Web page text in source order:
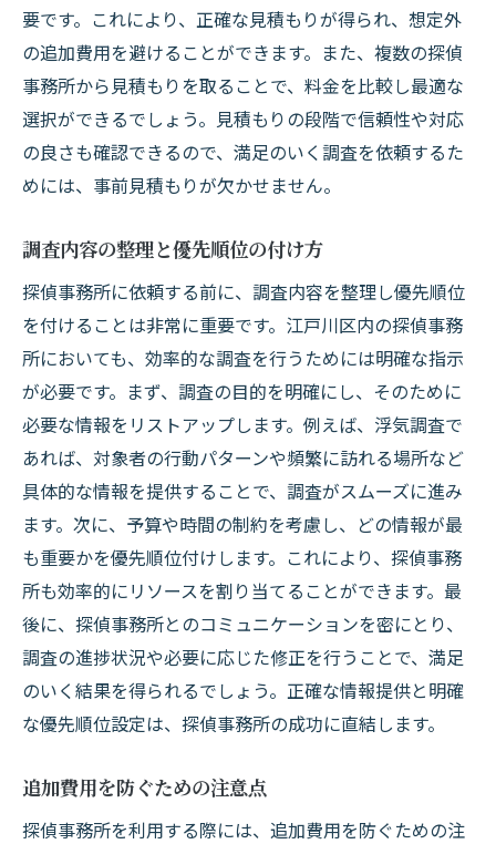
要です。これにより、正確な見積もりが得られ、想定外
の追加費用を避けることができます。また、複数の探偵
事務所から見積もりを取ることで、料金を比較し最適な
選択ができるでしょう。見積もりの段階で信頼性や対応
の良さも確認できるので、満足のいく調査を依頼するた
めには、事前見積もりが欠かせません。
調査内容の整理と優先順位の付け方
探偵事務所に依頼する前に、調査内容を整理し優先順位
を付けることは非常に重要です。江戸川区内の探偵事務
所においても、効率的な調査を行うためには明確な指示
が必要です。まず、調査の目的を明確にし、そのために
必要な情報をリストアップします。例えば、浮気調査で
あれば、対象者の行動パターンや頻繁に訪れる場所など
具体的な情報を提供することで、調査がスムーズに進み
ます。次に、予算や時間の制約を考慮し、どの情報が最
も重要かを優先順位付けします。これにより、探偵事務
所も効率的にリソースを割り当てることができます。最
後に、探偵事務所とのコミュニケーションを密にとり、
調査の進捗状況や必要に応じた修正を行うことで、満足
のいく結果を得られるでしょう。正確な情報提供と明確
な優先順位設定は、探偵事務所の成功に直結します。
追加費用を防ぐための注意点
探偵事務所を利用する際には、追加費用を防ぐための注